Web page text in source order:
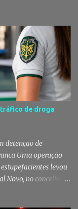
tráfico de droga
detenção de
Uma operação
levou
Novo, no concelho